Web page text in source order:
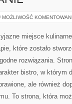
MOŻLIWOŚĆ
miejsce
które zostało
rozwiązania.
bistro, w którym
ale również
To strona, która